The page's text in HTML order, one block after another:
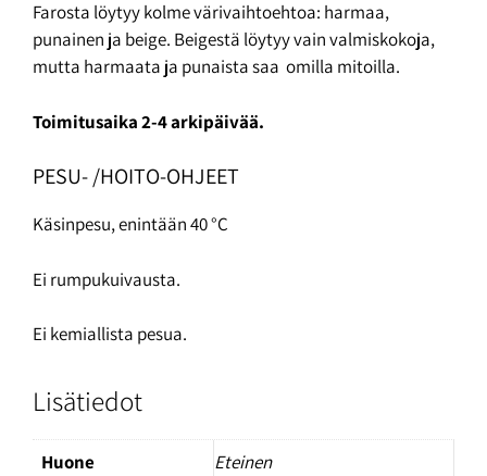
Farosta löytyy kolme värivaihtoehtoa: harmaa,
punainen ja beige. Beigestä löytyy vain valmiskokoja,
mutta harmaata ja punaista saa omilla mitoilla.
Toimitusaika 2-4 arkipäivää.
PESU- /HOITO-OHJEET
Käsinpesu, enintään 40 °C
Ei rumpukuivausta.
Ei kemiallista pesua.
Lisätiedot
Huone
Eteinen